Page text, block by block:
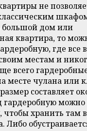
не
большой дом или
квартира, то
где все
местам и
всего
месте чулана или
составляет
гардеробную
чтобы хранить там
Либо